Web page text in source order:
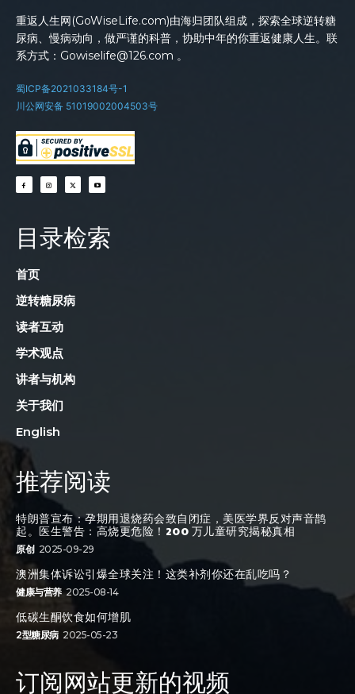
重返人生网(GoWiseLife.com)由海归团队组成，探索全球逆转糖
尿病、慢病动向，做严谨的科普，协助中年的你重返健康人生。联
系方式：Gowiselife@126.com 。
蜀ICP备2021033184号-1
川公网安备 51019002004503号
目录检索
首页
逆转糖尿病
读者互动
学术观点
讲者与机构
关于我们
English
推荐阅读
特朗普宣布：孕期用退烧药会致自闭症，美医学界反对声音鹊
起。医生警告：高烧更危险！200 万儿童研究揭秘真相
原创 2025-09-29
澳洲集体诉讼引爆全球关注！这类补剂你还在乱吃吗？
健康与营养 2025-08-14
低碳生酮饮食如何增肌
2型糖尿病 2025-05-23
订阅网站更新的视频